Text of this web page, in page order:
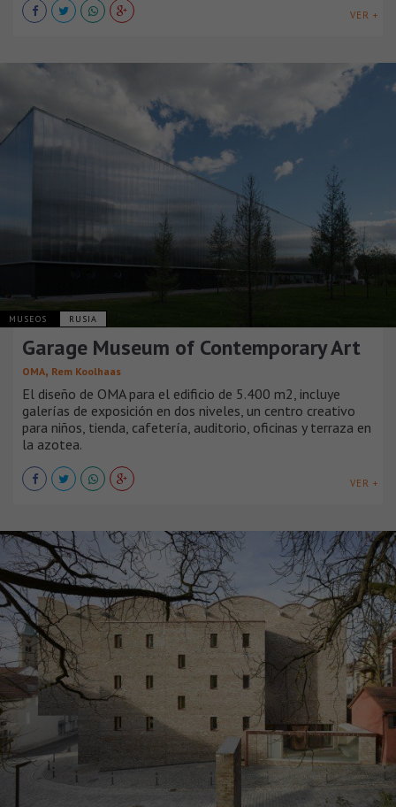
VER +
MUSEOS RUSIA
Garage Museum of Contemporary Art
OMA, Rem Koolhaas
El diseño de OMA para el edificio de 5.400 m2, incluye
galerías de exposición en dos niveles, un centro creativo
para niños, tienda, cafetería, auditorio, oficinas y terraza en
la azotea.
VER +